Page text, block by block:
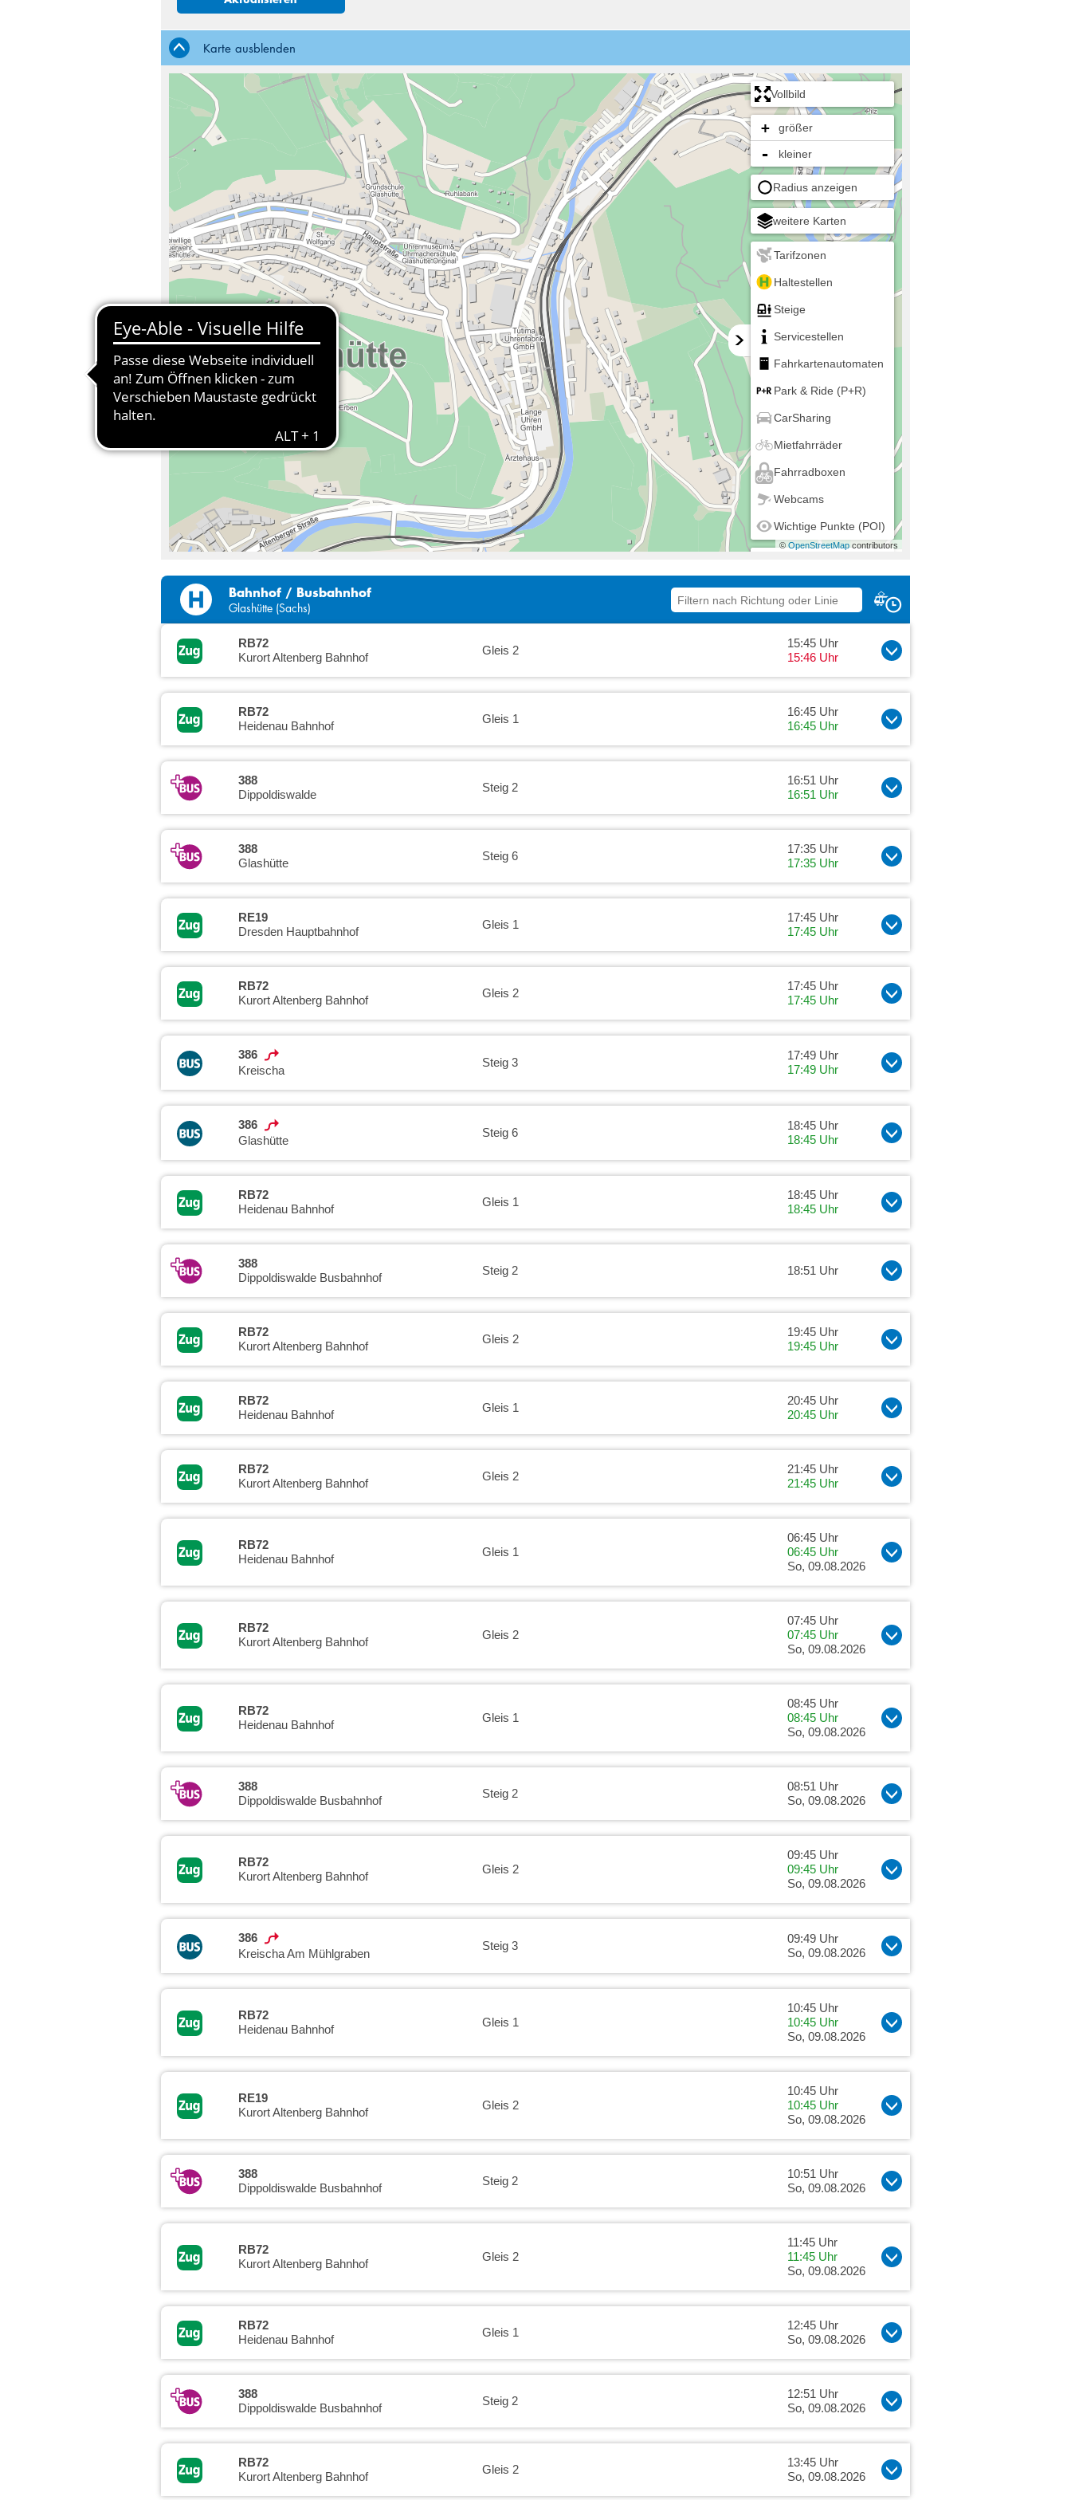
10 11 12 13 14 15 16
31
Karte ausblenden
Vollbild
+ größer
- kleiner
Radius anzeigen
weitere Karten
Tarifzonen
Haltestellen
Steige
Servicestellen
Fahrkartenautomaten
Park & Ride (P+R)
CarSharing
Mietfahrräder
Fahrradboxen
Webcams
Wichtige Punkte (POI)
© OpenStreetMap contributors
Bahnhof / Busbahnhof
Glashütte (Sachs)
RB72
Kurort Altenberg Bahnhof
Gleis 2
15:45 Uhr
15:46 Uhr
RB72
Heidenau Bahnhof
Gleis 1
16:45 Uhr
16:45 Uhr
388
Dippoldiswalde
Steig 2
16:51 Uhr
16:51 Uhr
388
Glashütte
Steig 6
17:35 Uhr
17:35 Uhr
RE19
Dresden Hauptbahnhof
Gleis 1
17:45 Uhr
17:45 Uhr
RB72
Kurort Altenberg Bahnhof
Gleis 2
17:45 Uhr
17:45 Uhr
386
Kreischa
Steig 3
17:49 Uhr
17:49 Uhr
386
Glashütte
Steig 6
18:45 Uhr
18:45 Uhr
RB72
Heidenau Bahnhof
Gleis 1
18:45 Uhr
18:45 Uhr
388
Dippoldiswalde Busbahnhof
Steig 2 18:51 Uhr
RB72
Kurort Altenberg Bahnhof
Gleis 2
19:45 Uhr
19:45 Uhr
RB72
Heidenau Bahnhof
Gleis 1
20:45 Uhr
20:45 Uhr
RB72
Kurort Altenberg Bahnhof
Gleis 2
21:45 Uhr
21:45 Uhr
RB72
Heidenau Bahnhof
Gleis 1
06:45 Uhr
06:45 Uhr
So, 09.08.2026
RB72
Kurort Altenberg Bahnhof
Gleis 2
07:45 Uhr
07:45 Uhr
So, 09.08.2026
RB72
Heidenau Bahnhof
Gleis 1
08:45 Uhr
08:45 Uhr
So, 09.08.2026
388
Dippoldiswalde Busbahnhof
Steig 2
08:51 Uhr
So, 09.08.2026
RB72
Kurort Altenberg Bahnhof
Gleis 2
09:45 Uhr
09:45 Uhr
So, 09.08.2026
386
Kreischa Am Mühlgraben
Steig 3
09:49 Uhr
So, 09.08.2026
RB72
Heidenau Bahnhof
Gleis 1
10:45 Uhr
10:45 Uhr
So, 09.08.2026
RE19
Kurort Altenberg Bahnhof
Gleis 2
10:45 Uhr
10:45 Uhr
So, 09.08.2026
388
Dippoldiswalde Busbahnhof
Steig 2
10:51 Uhr
So, 09.08.2026
RB72
Kurort Altenberg Bahnhof
Gleis 2
11:45 Uhr
11:45 Uhr
So, 09.08.2026
RB72
Heidenau Bahnhof
Gleis 1
12:45 Uhr
So, 09.08.2026
388
Dippoldiswalde Busbahnhof
Steig 2
12:51 Uhr
So, 09.08.2026
RB72
Kurort Altenberg Bahnhof
Gleis 2
13:45 Uhr
So, 09.08.2026